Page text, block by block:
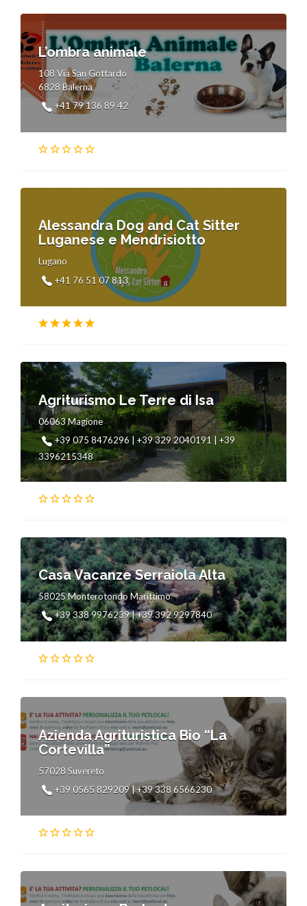
L’ombra animale
108 Via San Gottardo
6828 Balerna
+41 79 136 89 42
Alessandra Dog and Cat Sitter
Luganese e Mendrisiotto
Lugano
+41 76 51 07 813
Agriturismo Le Terre di Isa
06063 Magione
+39 075 8476296 | +39 329 2040191 | +39
3396215348
Casa Vacanze Serraiola Alta
58025 Monterotondo Marittimo
+39 338 9976239 | +39 392 9297840
Azienda Agrituristica Bio “La
Cortevilla”
57028 Suvereto
+39 0565 829209 | +39 338 6566230